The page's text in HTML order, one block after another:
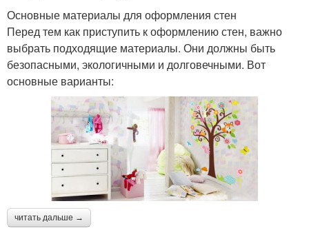
Основные материалы для оформления стен
Перед тем как приступить к оформлению стен, важно
выбрать подходящие материалы. Они должны быть
безопасными, экологичными и долговечными. Вот
основные варианты:
читать дальше →